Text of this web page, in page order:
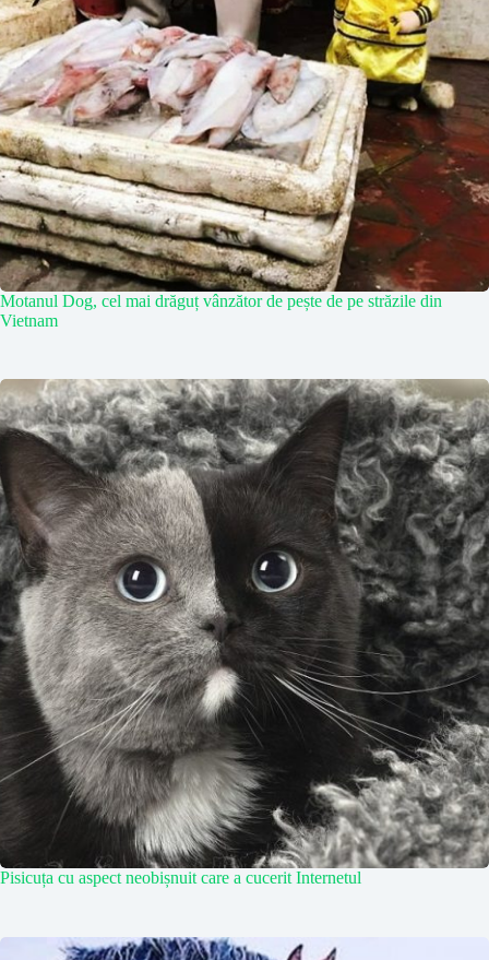
Motanul Dog, cel mai drăguț vânzător de pește de pe străzile din
Vietnam
Pisicuța cu aspect neobișnuit care a cucerit Internetul